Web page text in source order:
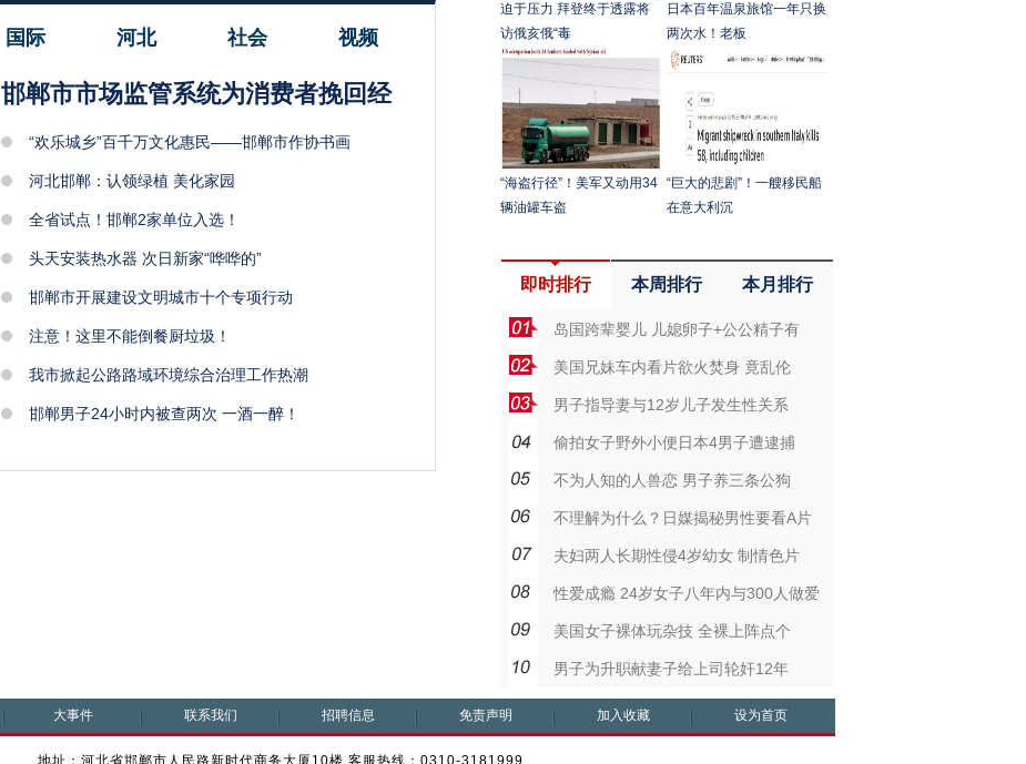
国际 河北 社会 视频
邯郸市市场监管系统为消费者挽回经
“欢乐城乡”百千万文化惠民——邯郸市作协书画
河北邯郸：认领绿植 美化家园
全省试点！邯郸2家单位入选！
头天安装热水器 次日新家“哗哗的”
邯郸市开展建设文明城市十个专项行动
注意！这里不能倒餐厨垃圾！
我市掀起公路路域环境综合治理工作热潮
邯郸男子24小时内被查两次 一酒一醉！
迫于压力 拜登终于透露将
访俄亥俄“毒
日本百年温泉旅馆一年只换
两次水！老板
“海盗行径”！美军又动用34
辆油罐车盗
“巨大的悲剧”！一艘移民船
在意大利沉
即时排行 本周排行 本月排行
岛国跨辈婴儿 儿媳卵子+公公精子有
美国兄妹车内看片欲火焚身 竟乱伦
男子指导妻与12岁儿子发生性关系
偷拍女子野外小便日本4男子遭逮捕
不为人知的人兽恋 男子养三条公狗
不理解为什么？日媒揭秘男性要看A片
夫妇两人长期性侵4岁幼女 制情色片
性爱成瘾 24岁女子八年内与300人做爱
美国女子裸体玩杂技 全裸上阵点个
男子为升职献妻子给上司轮奸12年
大事件 联系我们 招聘信息 免责声明 加入收藏 设为首页
地址：河北省邯郸市人民路新时代商务大厦10楼 客服热线：0310-3181999